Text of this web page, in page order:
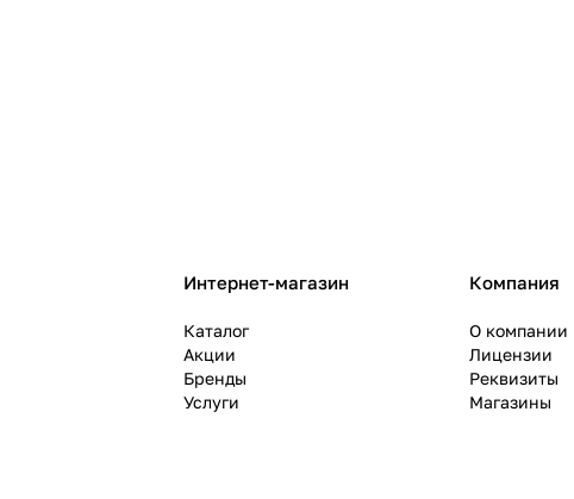
Интернет-магазин
Каталог
Акции
Бренды
Услуги
Компания
О компании
Лицензии
Реквизиты
Магазины